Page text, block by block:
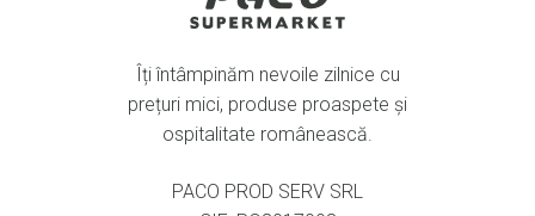
Îți întâmpinăm nevoile zilnice cu
prețuri mici, produse proaspete și
ospitalitate românească.
PACO PROD SERV SRL